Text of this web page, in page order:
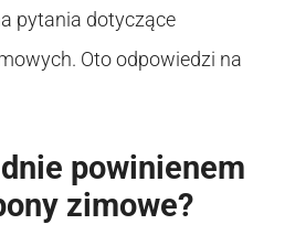
pytania dotyczące
Oto odpowiedzi na
powinienem
zimowe?